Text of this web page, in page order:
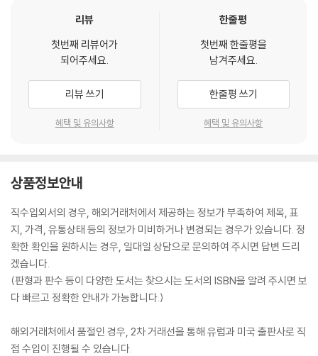
리뷰
첫번째 리뷰어가
되어주세요.
리뷰 쓰기
혜택 및 유의사항
한줄평
첫번째 한줄평을
남겨주세요.
한줄평 쓰기
혜택 및 유의사항
상품정보안내
직수입외서의 경우, 해외거래처에서 제공하는 정보가 부족하여 제목, 표
지, 가격, 유통상태 등의 정보가 미비하거나 변경되는 경우가 있습니다. 정
확한 확인을 원하시는 경우, 일대일 상담으로 문의하여 주시면 답변 드리
겠습니다.
(판형과 판수 등이 다양한 도서는 찾으시는 도서의 ISBN을 알려 주시면 보
다 빠르고 정확한 안내가 가능합니다.)
해외거래처에서 품절인 경우, 2차 거래선을 통해 유럽과 미국 출판사로 직
접 수입이 진행될 수 있습니다.